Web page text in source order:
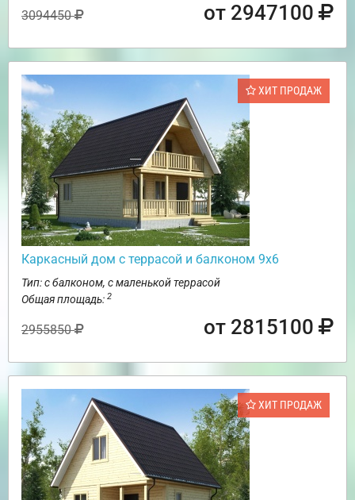
3094450 от 2947100
ХИТ ПРОДАЖ
Каркасный дом с террасой и балконом 9х6
Тип: с балконом, с маленькой террасой
Общая площадь: 2
2955850 от 2815100
ХИТ ПРОДАЖ